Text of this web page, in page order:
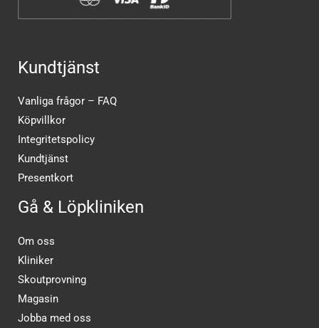
Kundtjänst
Vanliga frågor – FAQ
Köpvillkor
Integritetspolicy
Kundtjänst
Presentkort
Gå & Löpkliniken
Om oss
Kliniker
Skoutprovning
Magasin
Jobba med oss